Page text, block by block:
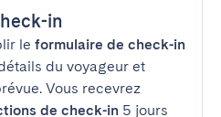
in
le formulaire de check-in
du voyageur et
Vous recevrez
de check-in 5 jours